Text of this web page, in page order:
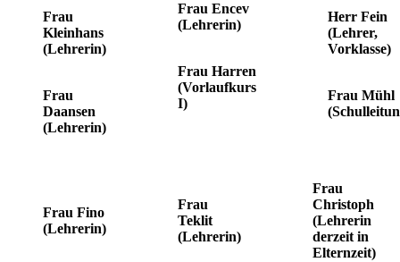
Frau
Kleinhans
(Lehrerin)
Frau
Daansen
(Lehrerin)
Frau Encev
(Lehrerin)
Frau Harren
(Vorlaufkurs
I)
Herr Fein
(Lehrer,
Vorklasse)
Frau Mühl
Frau Fino
(Lehrerin)
Frau
Teklit
(Lehrerin)
Frau
Christoph
(Lehrerin
derzeit in
Elternzeit)